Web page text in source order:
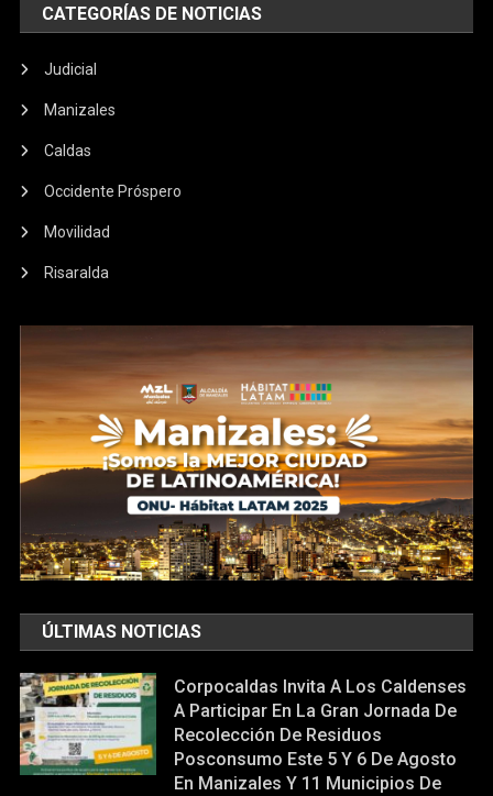
CATEGORÍAS DE NOTICIAS
Judicial
Manizales
Caldas
Occidente Próspero
Movilidad
Risaralda
ÚLTIMAS NOTICIAS
Corpocaldas Invita A Los Caldenses
A Participar En La Gran Jornada De
Recolección De Residuos
Posconsumo Este 5 Y 6 De Agosto
En Manizales Y 11 Municipios De